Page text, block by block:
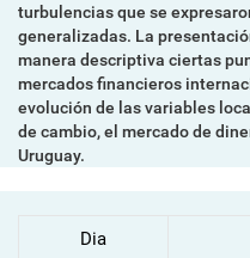
turbulencias que se
generalizadas. La
manera descriptiva ciertas
mercados financieros
evolución de las variables
de cambio, el mercado de
Uruguay.
Dia